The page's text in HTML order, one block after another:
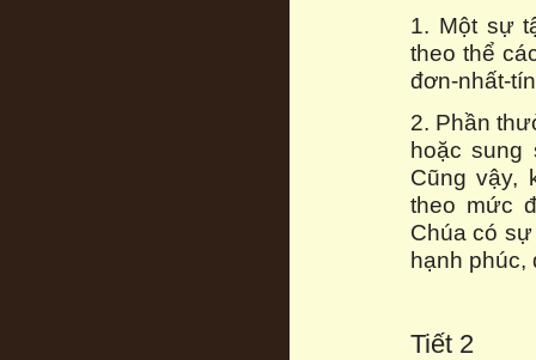
1. Một sự
theo thể
đơn-nhất-
2. Phần
hoặc
Cũng vậy,
theo mức
Chúa có
hạnh phúc,
Tiết 2